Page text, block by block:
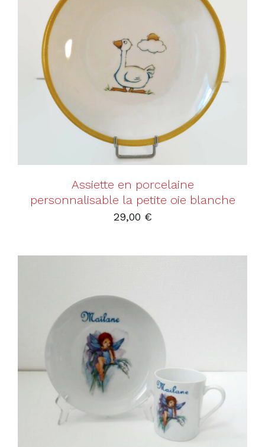
AJOUTER AU PANIER /
Assiette en porcelaine
personnalisable la petite oie blanche
29,00 €
AJOUTER AU PANIER / DÉTAILS